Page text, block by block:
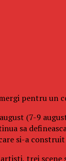
pentru un
(7-9
sa
si-a
artisti, trei